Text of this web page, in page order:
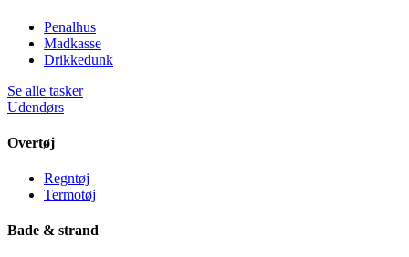
Penalhus
Madkasse
Drikkedunk
Se alle tasker
Udendørs
Overtøj
Regntøj
Termotøj
Bade & strand